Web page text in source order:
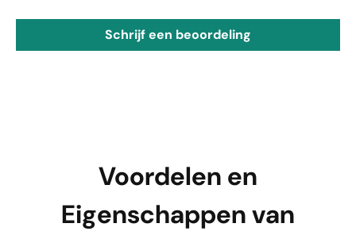
Schrijf een beoordeling
Voordelen en
Eigenschappen van